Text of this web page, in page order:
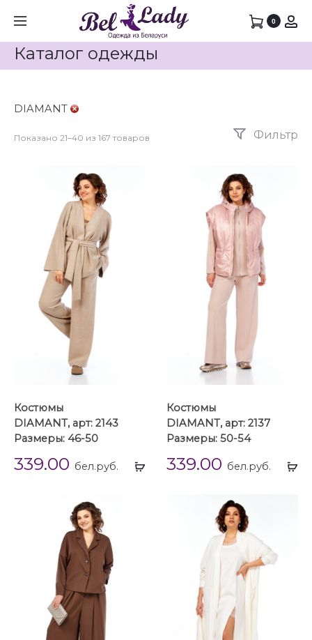
0
Каталог одежды
DIAMANT
Показано 21–40 из 167 товаров Фильтр
Выбрать
Костюмы
DIAMANT, арт: 2143
Размеры: 46-50
339.00 бел.руб.
Костюмы
DIAMANT, арт: 2137
Размеры: 50-54
339.00 бел.руб.